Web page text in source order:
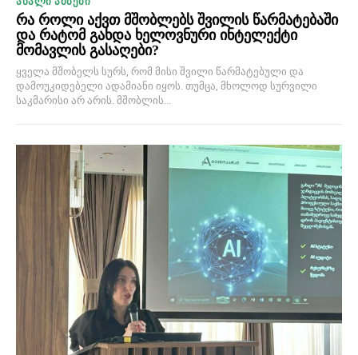
რა როლი აქვთ მშობლებს შვილის წარმატებაში
და რატომ გახდა ხელოვნური ინტელექტი
მომავლის გასაღები?
ყველა მშობელს სურს, რომ მისი შვილი წარმატებული და
დამოუკიდებელი ადამიანი იყოს. თუმცა, მხოლოდ სურვილი
საკმარისი არ არის. მშობლის...